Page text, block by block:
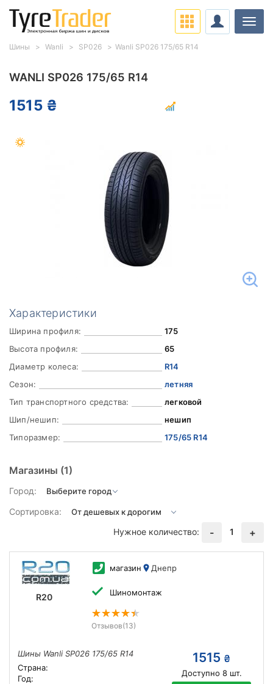
WANLI SP026 175/65 R14
1515 ₴
Характеристики
Ширина профиля:
175
Высота профиля:
65
Диаметр колеса:
R14
Сезон:
летняя
Тип транспортного средства:
легковой
Шип/нешип:
нешип
Типоразмер:
175/65 R14
Магазины (1)
Город:
Сортировка:
Нужное количество:
- 1 +
R20
магазин Днепр
Шиномонтаж
Отзывов(13)
Шины Wanli SP026 175/65 R14
Страна:
Год:
1515 ₴
Доступно 8шт.
Шины Wanli SP026 Wanli SP026 175/65 R14